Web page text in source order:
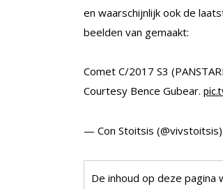
en waarschijnlijk ook de
beelden van gemaakt:
Comet C/2017 S3
Courtesy Bence Gubear.
— Con Stoitsis (@vivstoitsis)
De inhoud op deze